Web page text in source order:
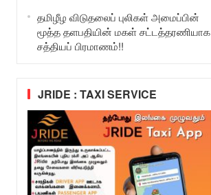
தமிழீழ விடுதலைப் புலிகள் அமைப்பின்
மூத்த தளபதியின் மகள் சட்டத்தரணியாக
சத்தியப் பிரமாணம்!!
JRIDE : TAXI SERVICE